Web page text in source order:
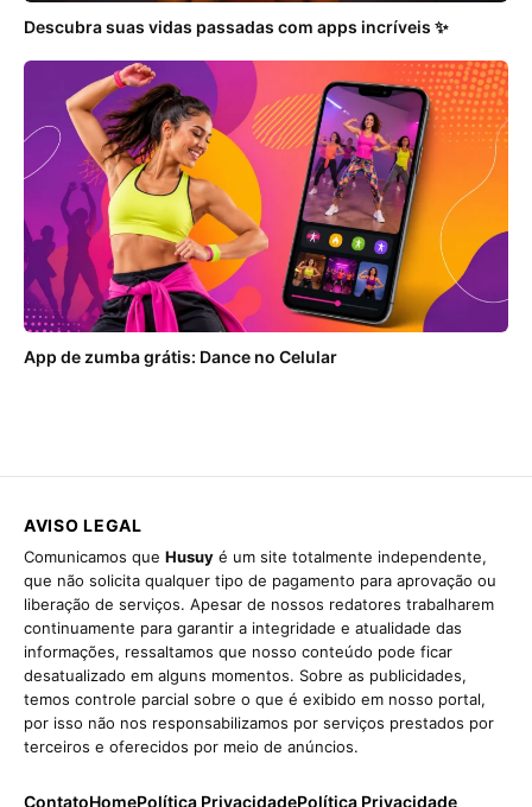
Descubra suas vidas passadas com apps incríveis ✨
App de zumba grátis: Dance no Celular
AVISO LEGAL
Comunicamos que Husuy é um site totalmente independente,
que não solicita qualquer tipo de pagamento para aprovação ou
liberação de serviços. Apesar de nossos redatores trabalharem
continuamente para garantir a integridade e atualidade das
informações, ressaltamos que nosso conteúdo pode ficar
desatualizado em alguns momentos. Sobre as publicidades,
temos controle parcial sobre o que é exibido em nosso portal,
por isso não nos responsabilizamos por serviços prestados por
terceiros e oferecidos por meio de anúncios.
ContatoHomePolítica PrivacidadePolítica Privacidade